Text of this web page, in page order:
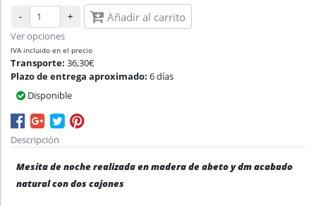
- + Añadir al carrito
Ver opciones
IVA incluido en el precio
Transporte: 36,30€
Plazo de entrega aproximado: 6 días
Disponible
Descripción
Mesita de noche realizada en madera de abeto y dm acabado
natural con dos cajones